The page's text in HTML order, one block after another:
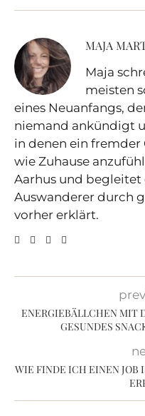
MAJA
Maja
meisten
eines Neuanfangs,
niemand ankündigt
in denen ein fremder
wie Zuhause
Aarhus und
Auswanderer durch
vorher erklärt.
ENERGIEBÄLLCHEN MIT
GESUNDES
WIE FINDE ICH EINEN JOB